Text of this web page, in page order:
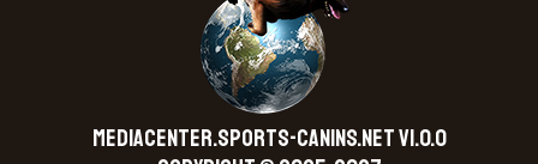
MEDIACENTER.SPORTS-CANINS.NET V1.0.0